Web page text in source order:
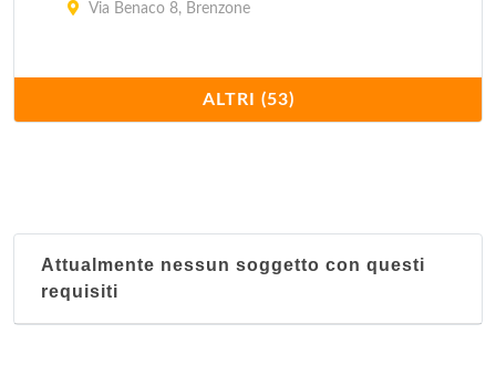
Via Benaco 8, Brenzone
Via Bella Italia 2, Peschiera del Garda
Bergamini
ALTRI (53)
Attualmente nessun soggetto con questi
requisiti